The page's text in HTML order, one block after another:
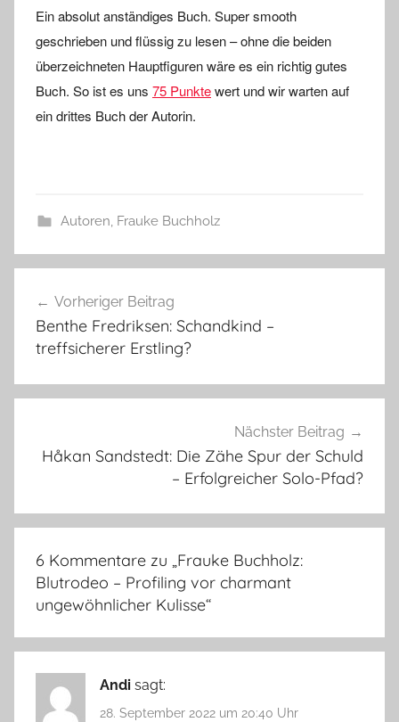
Ein absolut anständiges Buch. Super smooth
geschrieben und flüssig zu lesen – ohne die beiden
überzeichneten Hauptfiguren wäre es ein richtig gutes
Buch. So ist es uns 75 Punktewert und wir warten auf
ein drittes Buch der Autorin.
Autoren, Frauke Buchholz
Vorheriger Beitrag
Benthe Fredriksen: Schandkind –
treffsicherer Erstling?
Nächster Beitrag
Håkan Sandstedt: Die Zähe Spur der Schuld
– Erfolgreicher Solo-Pfad?
6 Kommentare zu „Frauke Buchholz:
Blutrodeo – Profiling vor charmant
ungewöhnlicher Kulisse“
Andi sagt:
28. September 2022 um 20:40 Uhr